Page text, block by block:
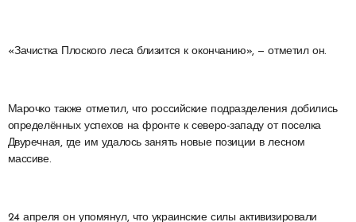
«Зачистка Плоского леса близится к окончанию», — отметил он.
Марочко также отметил, что российские подразделения добились
определённых успехов на фронте к северо-западу от поселка
Двуречная, где им удалось занять новые позиции в лесном
массиве.
24 апреля он упомянул, что украинские силы активизировали